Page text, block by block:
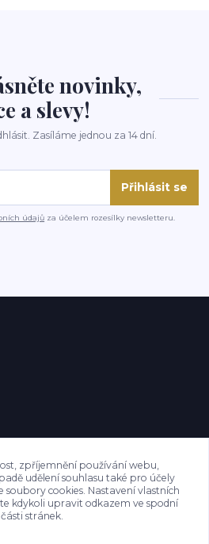
novinky,
a slevy!
Zasíláme jednou za 14 dní.
Přihlásit se
údajů za účelem rozesílky newsletteru.
zpříjemnění používání webu,
udělení souhlasu také pro účely
cookies. Nastavení vlastních
kdykoli upravit odkazem ve spodní
části stránek.